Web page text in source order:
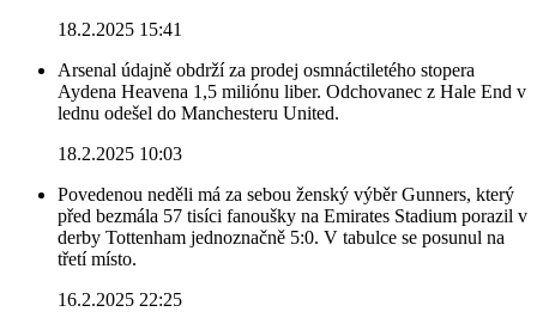
18.2.2025 15:41
Arsenal údajně obdrží za prodej osmnáctiletého stopera
Aydena Heavena 1,5 miliónu liber. Odchovanec z Hale End v
lednu odešel do Manchesteru United.
18.2.2025 10:03
Povedenou neděli má za sebou ženský výběr Gunners, který
před bezmála 57 tisíci fanoušky na Emirates Stadium porazil v
derby Tottenham jednoznačně 5:0. V tabulce se posunul na
třetí místo.
16.2.2025 22:25